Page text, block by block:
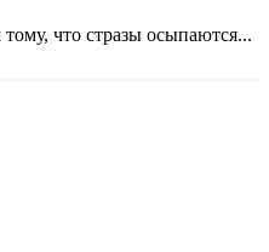
что стразы осыпаются...